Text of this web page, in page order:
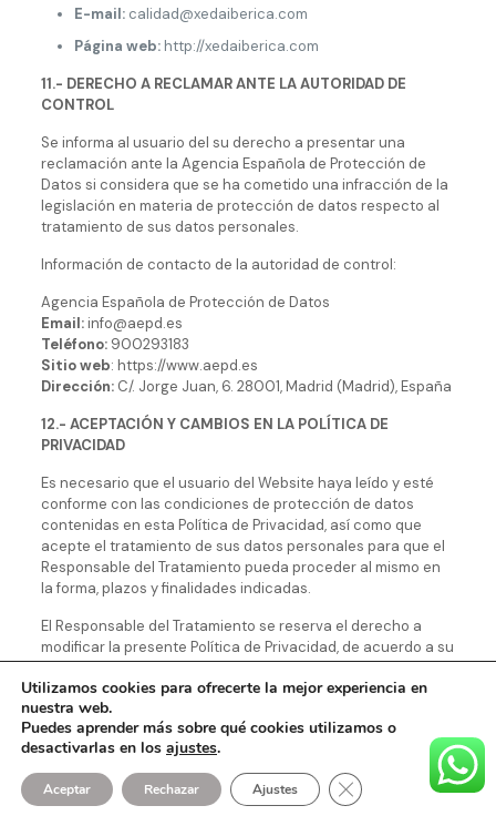
E-mail:calidad@xedaiberica.com
Página web:http://xedaiberica.com
11.- DERECHO A RECLAMAR ANTE LA AUTORIDAD DE
CONTROL
Se informa al usuario del su derecho a presentar una
reclamación ante la Agencia Española de Protección de
Datos si considera que se ha cometido una infracción de la
legislación en materia de protección de datos respecto al
tratamiento de sus datos personales.
Información de contacto de la autoridad de control:
Agencia Española de Protección de Datos
Email:info@aepd.es
Teléfono:900293183
Sitio web: https://www.aepd.es
Dirección:C/. Jorge Juan, 6. 28001, Madrid (Madrid), España
12.- ACEPTACIÓN Y CAMBIOS EN LA POLÍTICA DE
PRIVACIDAD
Es necesario que el usuario del Website haya leído y esté
conforme con las condiciones de protección de datos
contenidas en esta Política de Privacidad, así como que
acepte el tratamiento de sus datos personales para que el
Responsable del Tratamiento pueda proceder al mismo en
la forma, plazos y finalidades indicadas.
El Responsable del Tratamiento se reserva el derecho a
modificar la presente Política de Privacidad, de acuerdo a su
propio criterio, o motivado por un cambio legislativo,
jurisprudencial o doctrinal de la Agencia Española de
Protección de Datos. Los cambios o actualizaciones
realizados en esta Política de Privacidad que afecten a las
finalidades, plazos de conservación, cesiones de datos a
terceros, transferencias internacionales de datos, así como
a cualquier derecho del Usuario del Website, serán
Utilizamos cookies para ofrecerte la mejor experiencia en
nuestra web.
Puedes aprender más sobre qué cookies utilizamos o
desactivarlas en los ajustes.
Aceptar Rechazar Ajustes Cerrar el banner de